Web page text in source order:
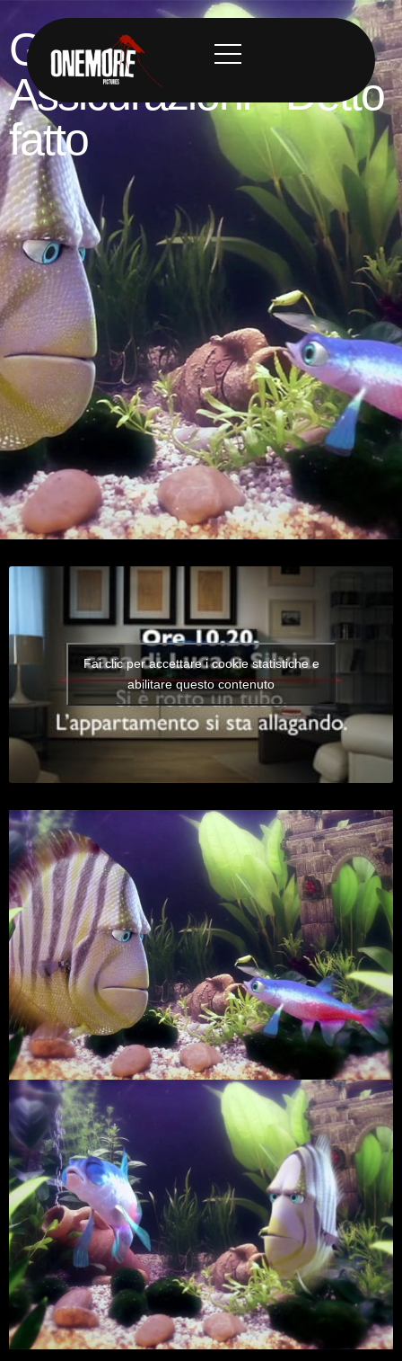
Generali
Assicurazioni - Detto
fatto
Fai clic per accettare i cookie statistiche e
abilitare questo contenuto